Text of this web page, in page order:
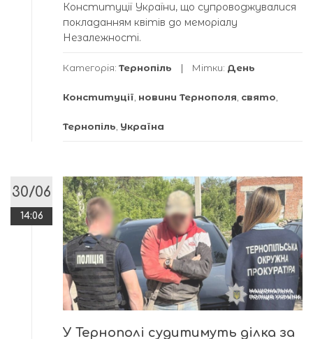
Конституції України, що супроводжувалися
покладанням квітів до меморіалу
Незалежності.
Категорія: Тернопіль Мітки: День
Конституції новини Тернополя свято
Тернопіль Україна
30/06
14:06
У Тернополі судитимуть ділка за